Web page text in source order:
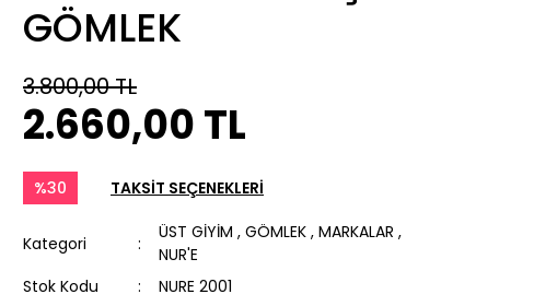
GÖMLEK
3.800,00 TL
2.660,00 TL
%30 TAKSİT SEÇENEKLERİ
Kategori
ÜST GİYİM , GÖMLEK , MARKALAR ,
NUR'E
Stok Kodu
NURE 2001